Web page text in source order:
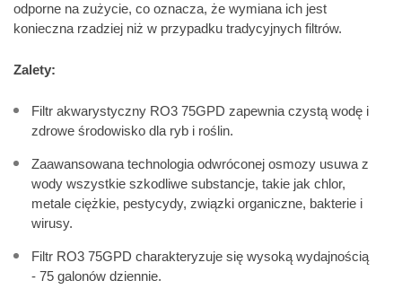
odporne na zużycie, co oznacza, że wymiana ich jest
konieczna rzadziej niż w przypadku tradycyjnych filtrów.
Zalety:
Filtr akwarystyczny RO3 75GPD zapewnia czystą wodę i
zdrowe środowisko dla ryb i roślin.
Zaawansowana technologia odwróconej osmozy usuwa z
wody wszystkie szkodliwe substancje, takie jak chlor,
metale ciężkie, pestycydy, związki organiczne, bakterie i
wirusy.
Filtr RO3 75GPD charakteryzuje się wysoką wydajnością
- 75 galonów dziennie.